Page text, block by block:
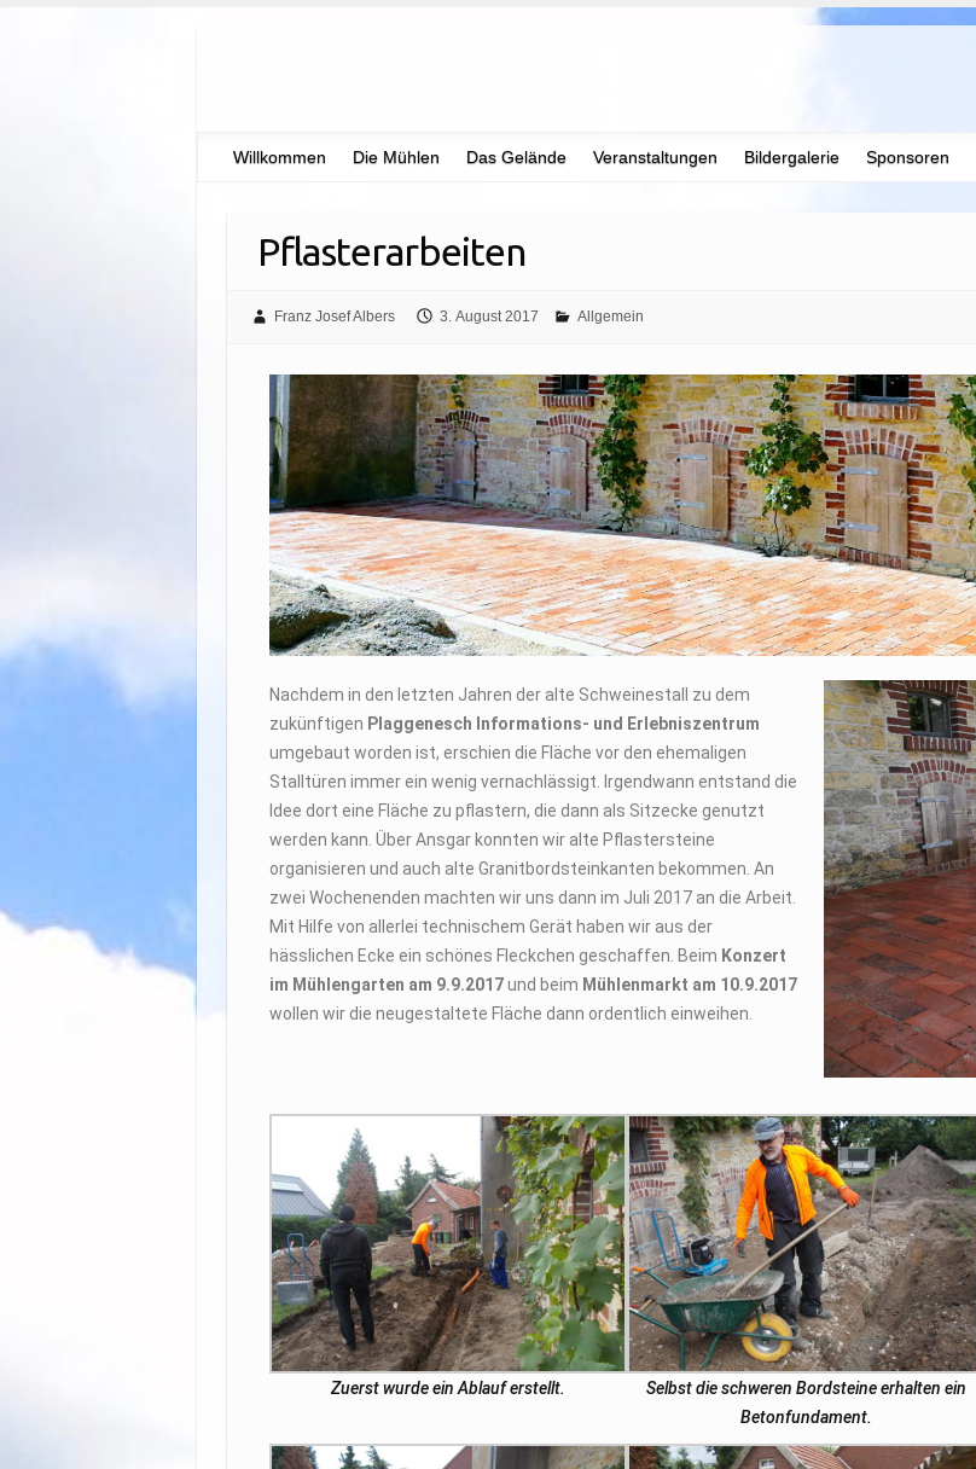
Willkommen Die Mühlen Das Gelände Veranstaltungen Bildergalerie Sponsoren
Pflasterarbeiten
Franz Josef Albers 3. August 2017 Allgemein
Nachdem in den letzten Jahren der alte Schweinestall zu dem
zukünftigen Plaggenesch Informations- und Erlebniszentrum
umgebaut worden ist, erschien die Fläche vor den ehemaligen
Stalltüren immer ein wenig vernachlässigt. Irgendwann entstand die
Idee dort eine Fläche zu pflastern, die dann als Sitzecke genutzt
werden kann. Über Ansgar konnten wir alte Pflastersteine
organisieren und auch alte Granitbordsteinkanten bekommen. An
zwei Wochenenden machten wir uns dann im Juli 2017 an die Arbeit.
Mit Hilfe von allerlei technischem Gerät haben wir aus der
hässlichen Ecke ein schönes Fleckchen geschaffen. Beim Konzert
im Mühlengarten am 9.9.2017und beim Mühlenmarkt am 10.9.2017
wollen wir die neugestaltete Fläche dann ordentlich einweihen.
Zuerst wurde ein Ablauf erstellt.
Selbst die schweren Bordsteine erhalten ein
Betonfundament.